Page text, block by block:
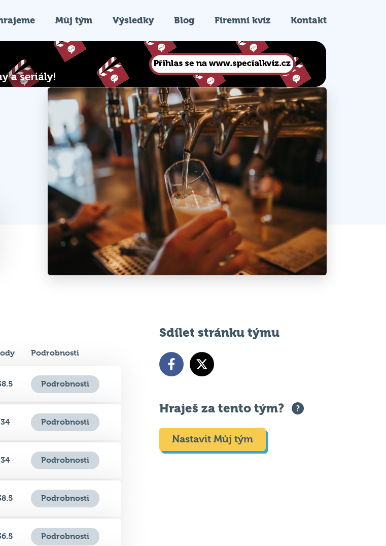
Můj tým Výsledky Blog Firemní kvíz Kontakt
34 Podrobnosti
34 Podrobnosti
38.5 Podrobnosti
Podrobnosti
41 Podrobnosti
Hraješ za tento tým?
Nastavit Můj tým